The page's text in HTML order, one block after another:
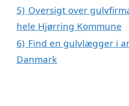
5) Oversigt over
hele Hjørring Kommune
6) Find en gulvlægger i
Danmark